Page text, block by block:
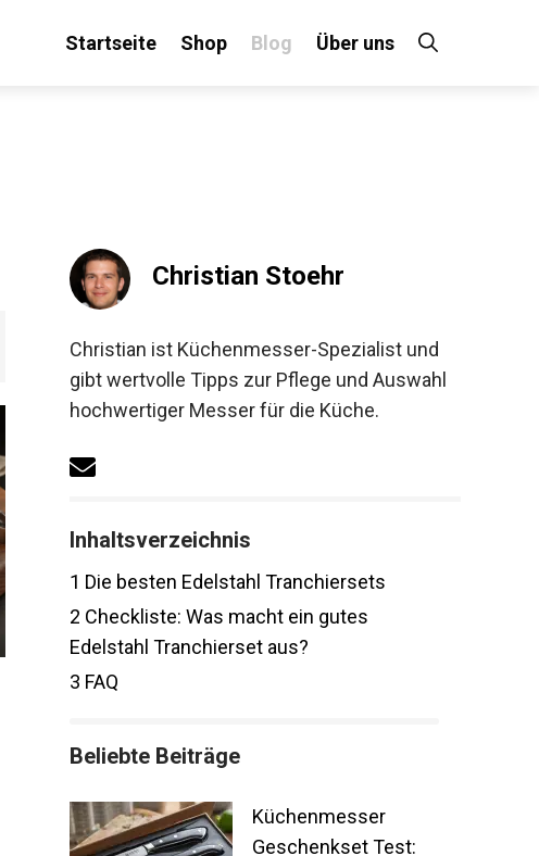
Startseite Shop Blog Über uns
Christian Stoehr
Christian ist Küchenmesser-Spezialist und
gibt wertvolle Tipps zur Pflege und Auswahl
hochwertiger Messer für die Küche.
Inhaltsverzeichnis
1 Die besten Edelstahl Tranchiersets
2 Checkliste: Was macht ein gutes
Edelstahl Tranchierset aus?
3 FAQ
Beliebte Beiträge
Küchenmesser
Geschenkset Test: